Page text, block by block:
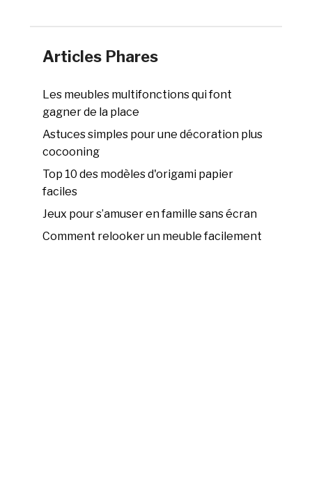
Articles Phares
Les meubles multifonctions qui font
gagner de la place
Astuces simples pour une décoration plus
cocooning
Top 10 des modèles d'origami papier
faciles
Jeux pour s’amuser en famille sans écran
Comment relooker un meuble facilement